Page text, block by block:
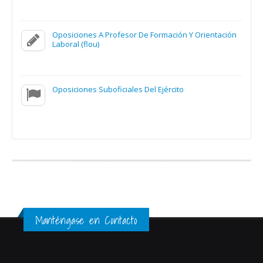
Oposiciones A Profesor De Formación Y Orientación
Laboral (flou)
Oposiciones Suboficiales Del Ejército
Manténgase en Contacto